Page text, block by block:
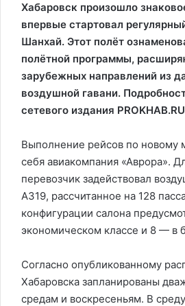
Хабаровск произошло
впервые стартовал
Шанхай. Этот полёт
полётной программы,
зарубежных направлений из
воздушной гавани.
сетевого издания
Выполнение рейсов по новому
себя авиакомпания «Аврора».
перевозчик задействовал
A319, рассчитанное на 128
конфигурации салона
экономическом классе и 8 — в
Согласно опубликованному
Хабаровска запланированы
средам и воскресеньям. В